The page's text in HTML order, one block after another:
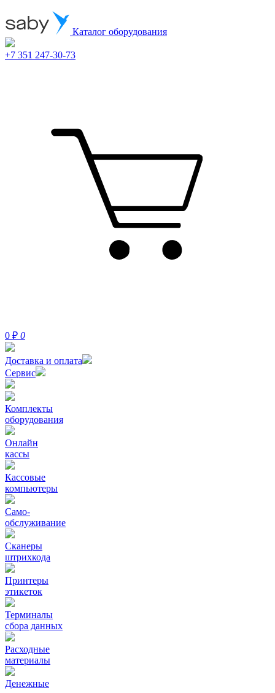
Каталог оборудования
+7 351 247-30-73
0 ₽ 0
Доставка и оплата
Сервис
Комплекты
оборудования
Онлайн
кассы
Кассовые
компьютеры
Само-
обслуживание
Сканеры
штрихкода
Принтеры
этикеток
Терминалы
сбора данных
Расходные
материалы
Денежные